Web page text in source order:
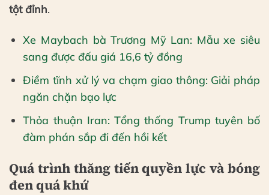
tột đỉnh.
Xe Maybach bà Trương Mỹ Lan: Mẫu xe siêu
sang được đấu giá 16,6 tỷ đồng
Điềm tĩnh xử lý va chạm giao thông: Giải pháp
ngăn chặn bạo lực
Thỏa thuận Iran: Tổng thống Trump tuyên bố
đàm phán sắp đi đến hồi kết
Quá trình thăng tiến quyền lực và bóng
đen quá khứ